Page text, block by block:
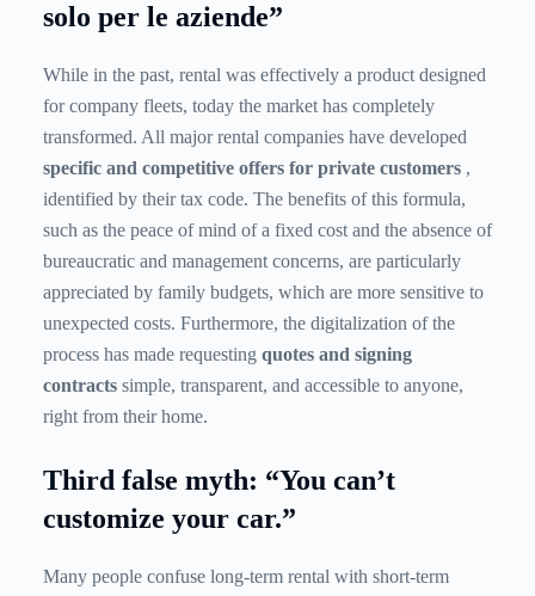
solo per le aziende”
While in the past, rental was effectively a product designed
for company fleets, today the market has completely
transformed. All major rental companies have developed
specific and competitive offers for private customers ,
identified by their tax code. The benefits of this formula,
such as the peace of mind of a fixed cost and the absence of
bureaucratic and management concerns, are particularly
appreciated by family budgets, which are more sensitive to
unexpected costs. Furthermore, the digitalization of the
process has made requesting quotes and signing
contracts simple, transparent, and accessible to anyone,
right from their home.
Third false myth: “You can’t
customize your car.”
Many people confuse long-term rental with short-term